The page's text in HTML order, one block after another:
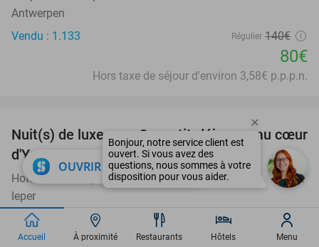
Antwerpen
Vendu : 1.133
Régulier 140€
80€
Hors taxe de séjour d'environ 3,58€ p.p.p.n.
35%
Nuit(s) de luxe pour 2 + petit-déjeuner au cœur
d'Ypres
Hotel Novotel Ieper Centrum Flanders Fields 9.6star
Ieper
Vendu : 109
221€
144€
OUVRIR DANS L'APPLI close
Accueil À proximité Restaurants Hôtels Menu